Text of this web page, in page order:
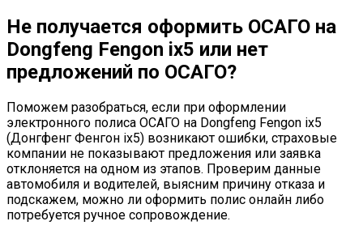
Не получается оформить ОСАГО на
Dongfeng Fengon ix5 или нет
предложений по ОСАГО?
Поможем разобраться, если при оформлении
электронного полиса ОСАГО на Dongfeng Fengon ix5
(Донгфенг Фенгон ix5) возникают ошибки, страховые
компании не показывают предложения или заявка
отклоняется на одном из этапов. Проверим данные
автомобиля и водителей, выясним причину отказа и
подскажем, можно ли оформить полис онлайн либо
потребуется ручное сопровождение.